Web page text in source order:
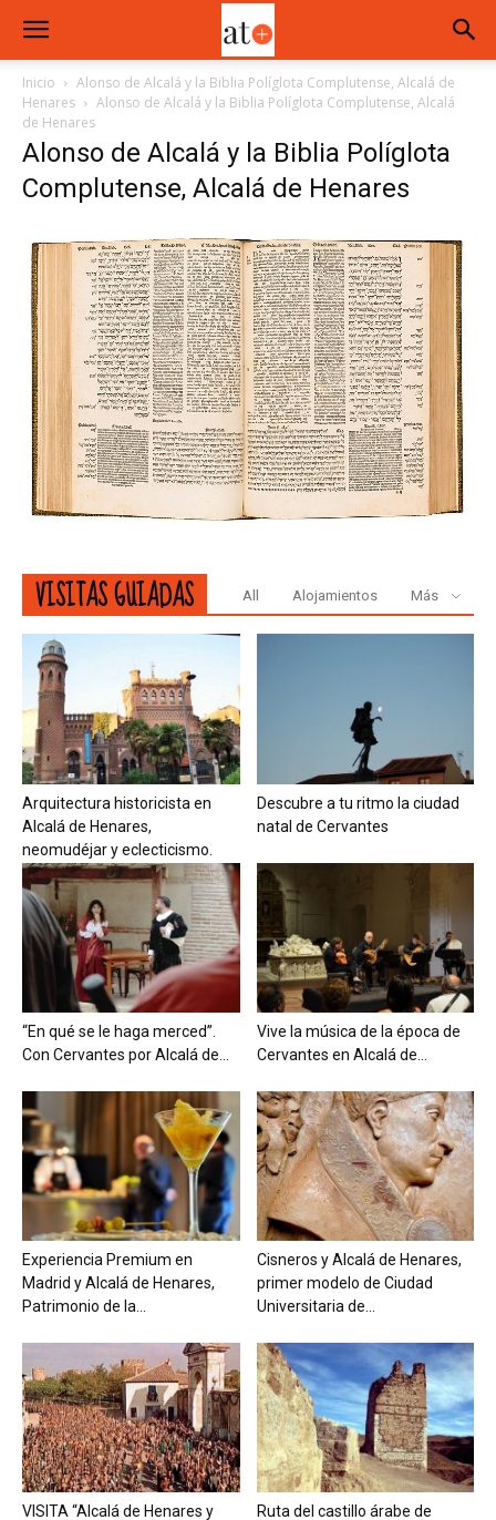
Inicio
Alonso de Alcalá y la Biblia Políglota Complutense, Alcalá de
Henares
Alonso de Alcalá y la Biblia Políglota Complutense, Alcalá
de Henares
Alonso de Alcalá y la Biblia Políglota
Complutense, Alcalá de Henares
VISITAS GUIADAS All Alojamientos Más
Arquitectura historicista en
Alcalá de Henares,
neomudéjar y eclecticismo.
Descubre a tu ritmo la ciudad
natal de Cervantes
“En qué se le haga merced”.
Con Cervantes por Alcalá de...
Vive la música de la época de
Cervantes en Alcalá de...
Experiencia Premium en
Madrid y Alcalá de Henares,
Patrimonio de la...
Cisneros y Alcalá de Henares,
primer modelo de Ciudad
Universitaria de...
VISITA “Alcalá de Henares y
Ruta del castillo árabe de